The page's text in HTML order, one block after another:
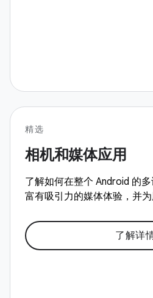
精选
相机和媒体应用
了解如何在整个 Android 的
富有吸引力的媒体体验，并为
了解详